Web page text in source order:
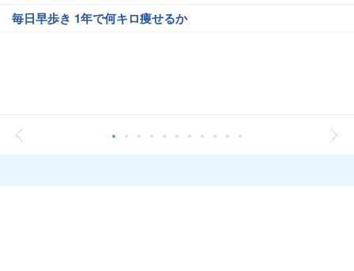
毎日早歩き 1年で何キロ痩せるか